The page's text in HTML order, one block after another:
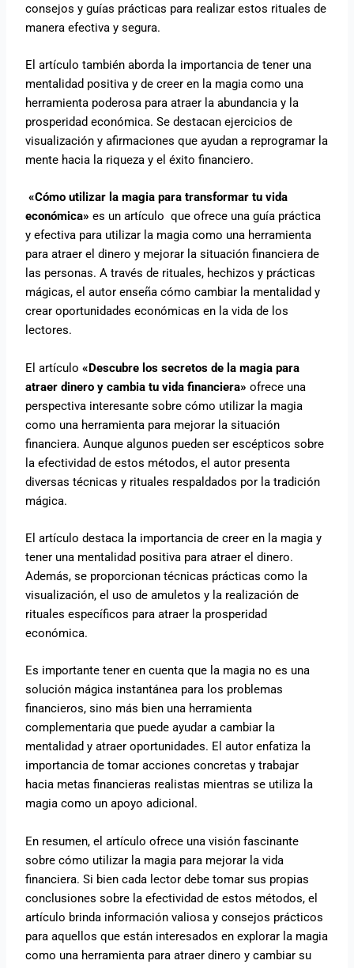
consejos y guías prácticas para realizar estos rituales de
manera efectiva y segura.
El artículo también aborda la importancia de tener una
mentalidad positiva y de creer en la magia como una
herramienta poderosa para atraer la abundancia y la
prosperidad económica. Se destacan ejercicios de
visualización y afirmaciones que ayudan a reprogramar la
mente hacia la riqueza y el éxito financiero.
«Cómo utilizar la magia para transformar tu vida
económica» es un artículo que ofrece una guía práctica
y efectiva para utilizar la magia como una herramienta
para atraer el dinero y mejorar la situación financiera de
las personas. A través de rituales, hechizos y prácticas
mágicas, el autor enseña cómo cambiar la mentalidad y
crear oportunidades económicas en la vida de los
lectores.
El artículo«Descubre los secretos de la magia para
atraer dinero y cambia tu vida financiera» ofrece una
perspectiva interesante sobre cómo utilizar la magia
como una herramienta para mejorar la situación
financiera. Aunque algunos pueden ser escépticos sobre
la efectividad de estos métodos, el autor presenta
diversas técnicas y rituales respaldados por la tradición
mágica.
El artículo destaca la importancia de creer en la magia y
tener una mentalidad positiva para atraer el dinero.
Además, se proporcionan técnicas prácticas como la
visualización, el uso de amuletos y la realización de
rituales específicos para atraer la prosperidad
económica.
Es importante tener en cuenta que la magia no es una
solución mágica instantánea para los problemas
financieros, sino más bien una herramienta
complementaria que puede ayudar a cambiar la
mentalidad y atraer oportunidades. El autor enfatiza la
importancia de tomar acciones concretas y trabajar
hacia metas financieras realistas mientras se utiliza la
magia como un apoyo adicional.
En resumen, el artículo ofrece una visión fascinante
sobre cómo utilizar la magia para mejorar la vida
financiera. Si bien cada lector debe tomar sus propias
conclusiones sobre la efectividad de estos métodos, el
artículo brinda información valiosa y consejos prácticos
para aquellos que están interesados en explorar la magia
como una herramienta para atraer dinero y cambiar su